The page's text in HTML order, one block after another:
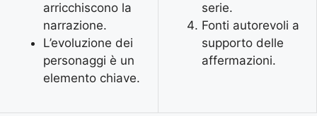
arricchiscono la
narrazione.
L’evoluzione dei
personaggi è un
elemento chiave.
serie.
Fonti autorevoli a
supporto delle
affermazioni.